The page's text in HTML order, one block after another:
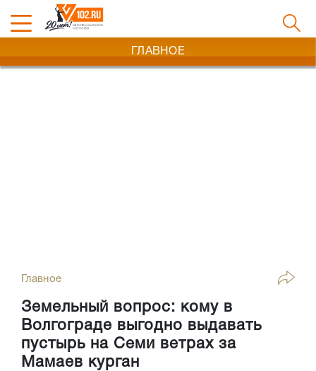
ГЛАВНОЕ
Главное
Земельный вопрос: кому в
Волгограде выгодно выдавать
пустырь на Семи ветрах за
Мамаев курган